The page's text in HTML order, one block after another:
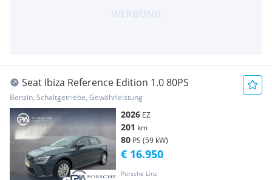
Seat Ibiza Reference Edition 1.0 80PS
Benzin, Schaltgetriebe, Gewährleistung
2026 EZ
201 km
80 PS (59 kW)
Porsche Linz
€ 16.950